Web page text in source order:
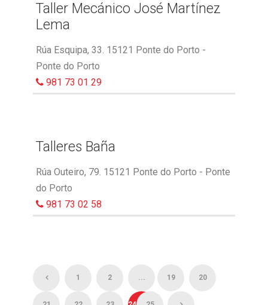
Taller Mecánico José Martínez
Lema
Rúa Esquipa, 33. 15121 Ponte do Porto -
Ponte do Porto
981 73 01 29
Talleres Baña
Rúa Outeiro, 79. 15121 Ponte do Porto - Ponte
do Porto
981 73 02 58
1 2 ... 19 20